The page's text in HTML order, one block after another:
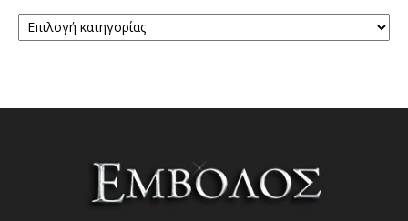
Κατηγορίες